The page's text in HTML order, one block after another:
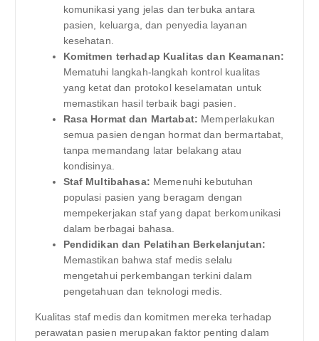
komunikasi yang jelas dan terbuka antara
pasien, keluarga, dan penyedia layanan
kesehatan.
Komitmen terhadap Kualitas dan Keamanan:
Mematuhi langkah-langkah kontrol kualitas
yang ketat dan protokol keselamatan untuk
memastikan hasil terbaik bagi pasien.
Rasa Hormat dan Martabat: Memperlakukan
semua pasien dengan hormat dan bermartabat,
tanpa memandang latar belakang atau
kondisinya.
Staf Multibahasa: Memenuhi kebutuhan
populasi pasien yang beragam dengan
mempekerjakan staf yang dapat berkomunikasi
dalam berbagai bahasa.
Pendidikan dan Pelatihan Berkelanjutan:
Memastikan bahwa staf medis selalu
mengetahui perkembangan terkini dalam
pengetahuan dan teknologi medis.
Kualitas staf medis dan komitmen mereka terhadap
perawatan pasien merupakan faktor penting dalam